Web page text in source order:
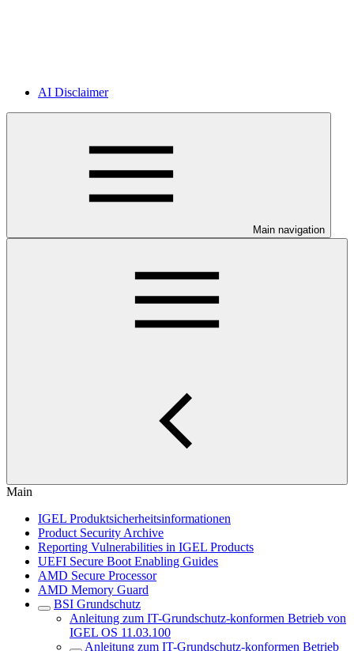
AI Disclaimer
Main navigation
Main
IGEL Produktsicherheitsinformationen
Product Security Archive
Reporting Vulnerabilities in IGEL Products
UEFI Secure Boot Enabling Guides
AMD Secure Processor
AMD Memory Guard
BSI Grundschutz
Anleitung zum IT-Grundschutz-konformen Betrieb von
IGEL OS 11.03.100
Anleitung zum IT-Grundschutz-konformen Betrieb